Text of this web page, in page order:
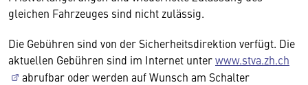
gleichen Fahrzeuges sind nicht zulässig.
Die Gebühren sind von der Sicherheitsdirektion verfügt. Die
aktuellen Gebühren sind im Internet unterwww.stva.zh.ch
abrufbar oder werden auf Wunsch am Schalter